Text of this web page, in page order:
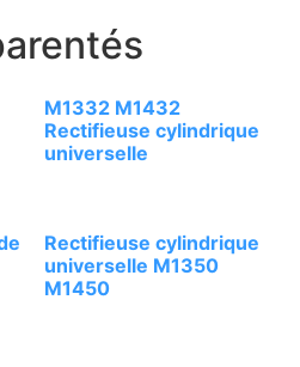
M1332 M1432
Rectifieuse cylindrique
universelle
Rectifieuse cylindrique
universelle M1350
M1450